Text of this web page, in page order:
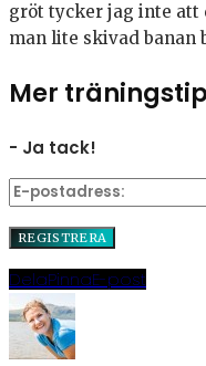
gröt tycker jag inte att
man lite skivad banan
Mer
- Ja tack!
DelaPinnaE-post